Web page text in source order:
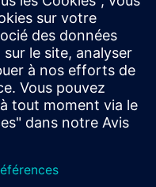
Mini R&D Module, a
designed specifically
compact laboratory
new varieties, ...